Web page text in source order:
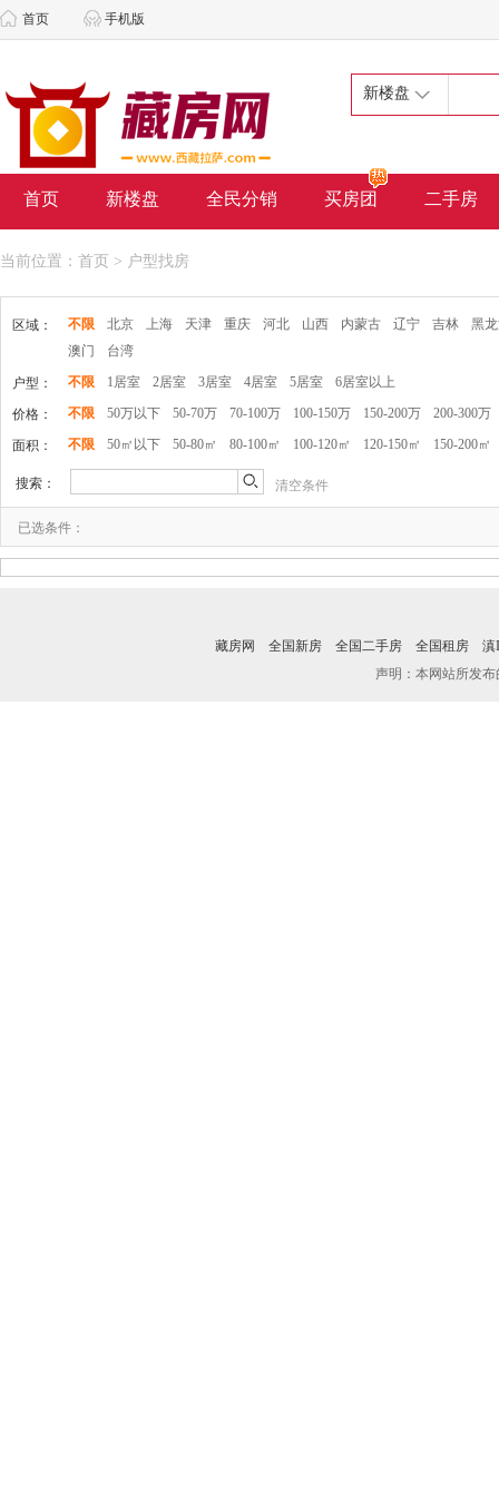
首页 手机版
新楼盘
首页 新楼盘 全民分销 买房团 二手房
当前位置： 首页 > 户型找房
区域： 不限 北京 上海 天津 重庆 河北 山西 内蒙古 辽宁 吉林
黑
澳门
台湾
户型： 不限 1居室 2居室 3居室 4居室 5居室 6居室以上
价格： 不限 50万以下 50-70万 70-100万 100-150万 150-200万 200-300万
面积： 不限 50㎡以下 50-80㎡ 80-100㎡ 100-120㎡ 120-150㎡ 150-200㎡
搜索： 清空条件
已选条件：
藏房网 全国新房 全国二手房 全国租房
滇
声明：本网站所发